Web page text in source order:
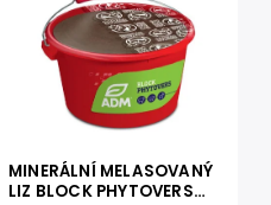
MINERÁLNÍ MELASOVANÝ
LIZ BLOCK PHYTOVERS